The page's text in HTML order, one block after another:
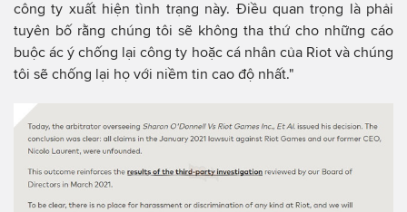
công ty xuất hiện tình trạng này. Điều quan trọng là phải
tuyên bố rằng chúng tôi sẽ không tha thứ cho những cáo
buộc ác ý chống lại công ty hoặc cá nhân của Riot và chúng
tôi sẽ chống lại họ với niềm tin cao độ nhất."